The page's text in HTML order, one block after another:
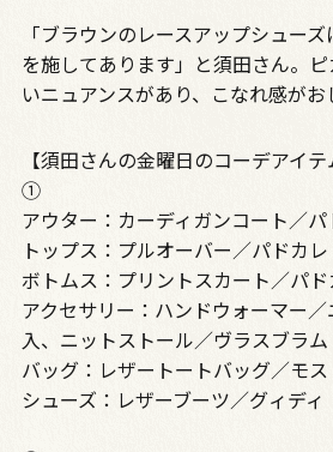
「ブラウンのレースアップシュー
を施してあります」と須田さん。
いニュアンスがあり、こなれ感がお
【須田さんの金曜日のコーデアイテ
➀
アウター：カーディガンコート／パ
トップス：プルオーバー／パドカレ
ボトムス：プリントスカート／パド
アクセサリー：ハンドウォーマー
入、ニットストール／ヴラスブラム
バッグ：レザートートバッグ／モス
シューズ：レザーブーツ／グィディ